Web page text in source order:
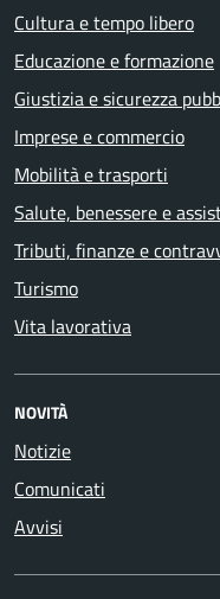
Cultura e tempo libero
Educazione e formazione
Giustizia e sicurezza
Imprese e commercio
Mobilità e trasporti
Salute, benessere e
Tributi, finanze e
Turismo
Vita lavorativa
NOVITÀ
Notizie
Comunicati
Avvisi